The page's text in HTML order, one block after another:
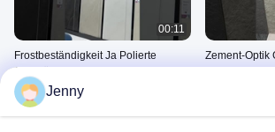
00:11
Frostbeständigkeit Ja Polierte
Oberfläche Glasierte Porzellanfliese
für strapazierfähigen Bodenbelag
August 16, 2025
Zement-Optik
Jenny